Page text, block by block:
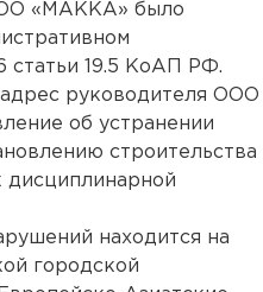
«МАККА» было
статьи 19.5 КоАП РФ.
руководителя ООО
об устранении
строительства
дисциплинарной
находится на
городской